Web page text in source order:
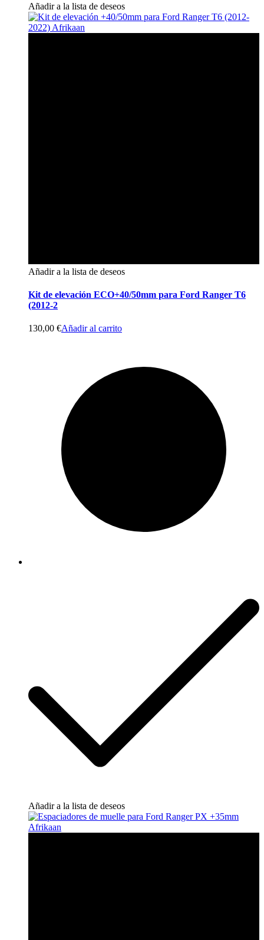
Añadir a la lista de deseos
Añadir a la lista de deseos
Kit de elevación ECO+40/50mm para Ford Ranger T6
(2012-2
130,00 €Añadir al carrito
Añadir a la lista de deseos